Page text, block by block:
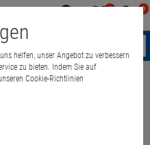
0 0
helfen, unser Angebot zu verbessern
zu bieten. Indem Sie auf
Cookie-Richtlinien